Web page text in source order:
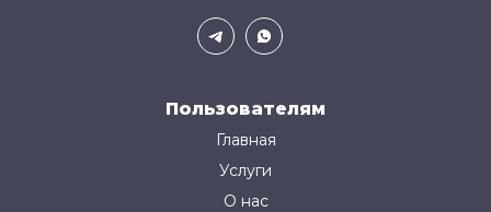
Пользователям
Главная
Услуги
О нас